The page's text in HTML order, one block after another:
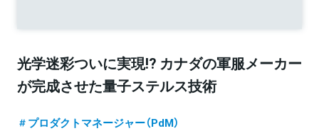
光学迷彩ついに実現!? カナダの軍服メーカー
が完成させた量子ステルス技術
プロダクトマネージャー（PdM）